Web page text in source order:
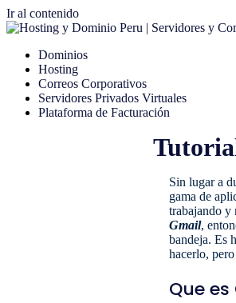
Ir al contenido
Dominios
Hosting
Correos Corporativos
Servidores Privados Virtuales
Plataforma de Facturación
Sin lugar a
gama de
trabajando y
Gmail,
bandeja. Es
hacerlo,
Que